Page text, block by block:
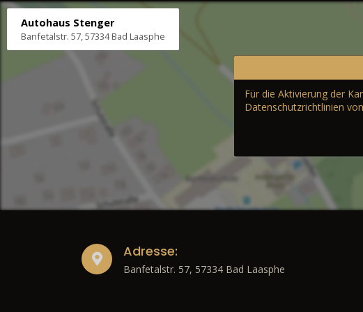
Autohaus Stenger
Banfetalstr. 57, 57334 Bad Laasphe
Für die Aktivierung der
Datenschutzrichtlinien
Adresse:
Banfetalstr. 57, 57334 Bad Laasphe